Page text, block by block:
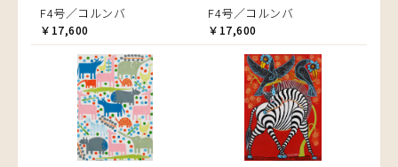
F4号／コルンバ
￥17,600
F4号／コルンバ
￥17,600